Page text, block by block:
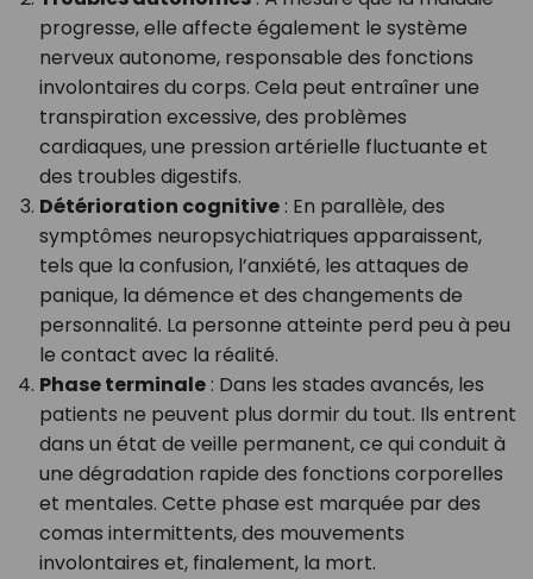
progresse, elle affecte également le système
nerveux autonome, responsable des fonctions
involontaires du corps. Cela peut entraîner une
transpiration excessive, des problèmes
cardiaques, une pression artérielle fluctuante et
des troubles digestifs.
Détérioration cognitive: En parallèle, des
symptômes neuropsychiatriques apparaissent,
tels que la confusion, l’anxiété, les attaques de
panique, la démence et des changements de
personnalité. La personne atteinte perd peu à peu
le contact avec la réalité.
Phase terminale: Dans les stades avancés, les
patients ne peuvent plus dormir du tout. Ils entrent
dans un état de veille permanent, ce qui conduit à
une dégradation rapide des fonctions corporelles
et mentales. Cette phase est marquée par des
comas intermittents, des mouvements
involontaires et, finalement, la mort.